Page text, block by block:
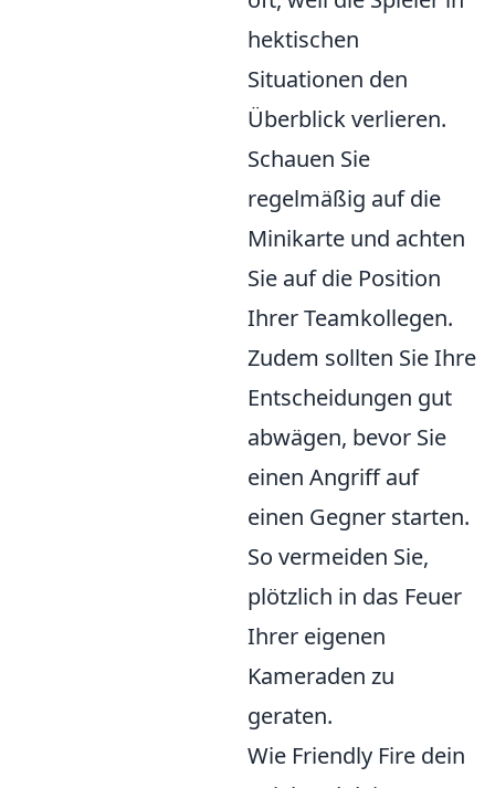
hektischen
Situationen den
Überblick verlieren.
Schauen Sie
regelmäßig auf die
Minikarte und achten
Sie auf die Position
Ihrer Teamkollegen.
Zudem sollten Sie Ihre
Entscheidungen gut
abwägen, bevor Sie
einen Angriff auf
einen Gegner starten.
So vermeiden Sie,
plötzlich in das Feuer
Ihrer eigenen
Kameraden zu
geraten.
Wie Friendly Fire dein